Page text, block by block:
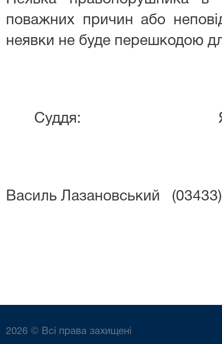
поважних причин або
неявки не буде перешкодою
Суддя:
Василь Лазановський
2026 © Всі права захищені